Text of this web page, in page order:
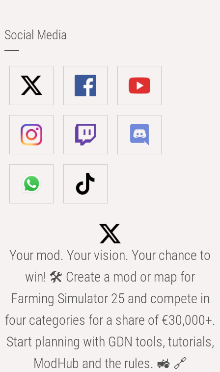
Social Media
Your mod. Your vision. Your chance to
win! 🛠️ Create a mod or map for
Farming Simulator 25 and compete in
four categories for a share of €30,000+.
Start planning with GDN tools, tutorials,
ModHub and the rules. 🚜 🔗